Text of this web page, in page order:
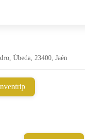
Úbeda, 23400, Jaén